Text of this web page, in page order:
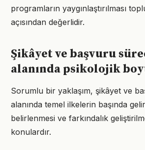
programların yaygınlaştırılması
açısından değerlidir.
Şikâyet ve başvuru
alanında psikolojik
Sorumlu bir yaklaşım, şikâyet ve
alanında temel ilkelerin başında
belirlenmesi ve farkındalık
konulardır.